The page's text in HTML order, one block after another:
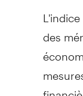
des